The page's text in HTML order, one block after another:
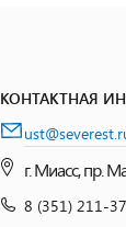
КОНТАКТНАЯ
г. Миасс, пр.
8 (351) 211-